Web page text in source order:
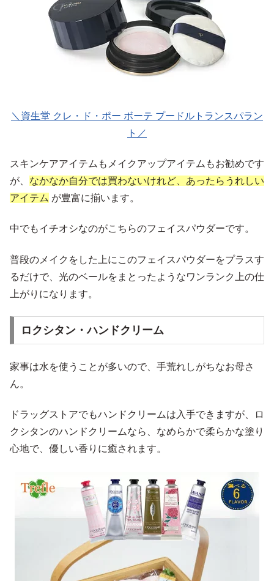
＼資生堂 クレ・ド・ポー ボーテ プードルトランスパラン
ト／
スキンケアアイテムもメイクアップアイテムもお勧めです
が、 なかなか自分では買わないけれど、あったらうれしい
アイテム が豊富に揃います。
中でもイチオシなのがこちらのフェイスパウダーです。
普段のメイクをした上にこのフェイスパウダーをプラスす
るだけで、光のベールをまとったようなワンランク上の仕
上がりになります。
ロクシタン・ハンドクリーム
家事は水を使うことが多いので、手荒れしがちなお母さ
ん。
ドラッグストアでもハンドクリームは入手できますが、ロ
クシタンのハンドクリームなら、なめらかで柔らかな塗り
心地で、優しい香りに癒されます。